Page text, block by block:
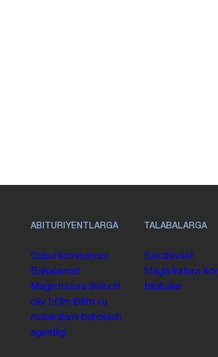
ABITURIYENTLARGA
Qabul komissiyasi
Bakalavriat
Magistratura
Ikkinchi
oliy taʼlim Bilim va
malakalarni baholash
agentligi
TALABALARGA
Bakalavriat
Magistratura
talabalar